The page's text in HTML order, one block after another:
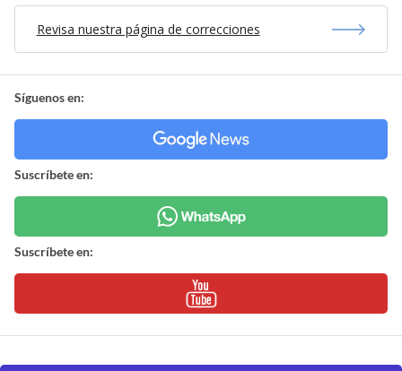
Revisa nuestra página de correcciones
Síguenos en:
Suscríbete en:
Suscríbete en: